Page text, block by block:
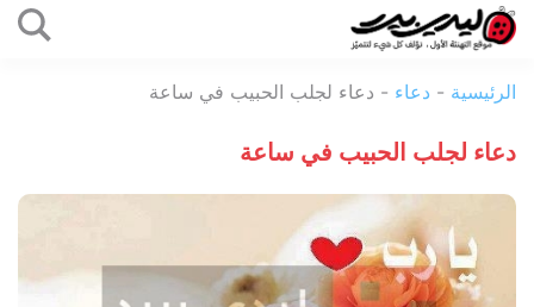
بيرد
الرئيسية - دعاء - دعاء لجلب الحبيب في ساعة
دعاء لجلب الحبيب في ساعة